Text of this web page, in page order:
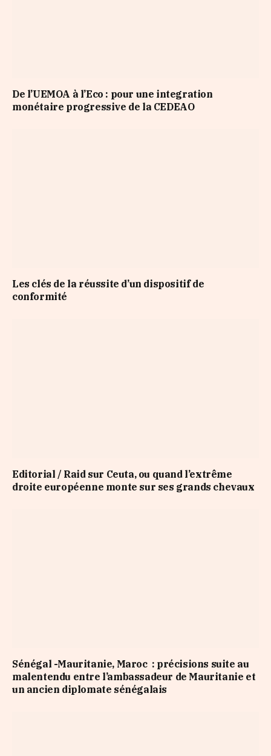
De l’UEMOA à l’Eco : pour une integration
monétaire progressive de la CEDEAO
Les clés de la réussite d’un dispositif de
conformité
Editorial / Raid sur Ceuta, ou quand l’extrême
droite européenne monte sur ses grands chevaux
Sénégal -Mauritanie, Maroc : précisions suite au
malentendu entre l’ambassadeur de Mauritanie et
un ancien diplomate sénégalais